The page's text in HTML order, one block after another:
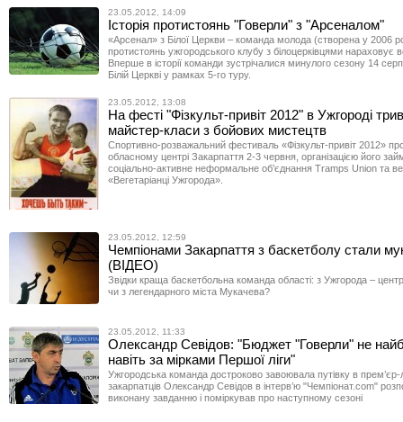
23.05.2012, 14:09
Історія протистоянь "Говерли" з "Арсеналом"
«Арсенал» з Білої Церкви – команда молода (створена у 2006
протистоянь ужгородського клубу з білоцерківцями нараховує
Вперше в історії команди зустрічалися минулого сезону 14
Білій Церкві у рамках 5-го туру.
23.05.2012, 13:08
На фесті "Фізкульт-привіт 2012" в Ужгороді
майстер-класи з бойових мистецтв
Спортивно-розважальний фестиваль «Фізкульт-привіт 2012»
обласному центрі Закарпаття 2-3 червня, організацією його
соціально-активне неформальне об’єднання Tramps Union та
«Вегетаріанці Ужгорода».
23.05.2012, 12:59
Чемпіонами Закарпаття з баскетболу стали
(ВІДЕО)
Звідки краща баскетбольна команда області: з Ужгорода –
чи з легендарного міста Мукачева?
23.05.2012, 11:33
Олександр Севідов: "Бюджет "Говерли" не
навіть за мірками Першої ліги"
Ужгородська команда достроково завоювала путівку в прем’єр-
закарпатців Олександр Севідов в інтерв’ю "Чемпіонат.com"
виконану завданню і поміркував про наступному сезоні